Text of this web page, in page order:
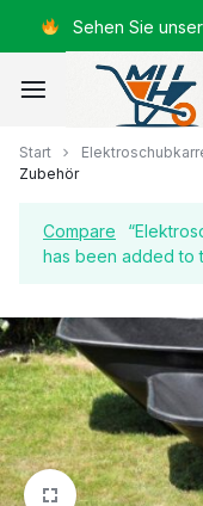
Sehen Sie
Mayer
Start
Zubehör
Compare
has been added to